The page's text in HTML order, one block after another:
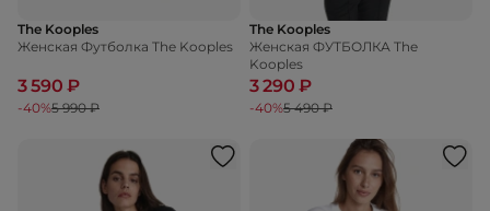
The Kooples
Женская Футболка The Kooples
3 590 ₽
-40%5 990 ₽
The Kooples
Женская ФУТБОЛКА The
Kooples
3 290 ₽
-40%5 490 ₽